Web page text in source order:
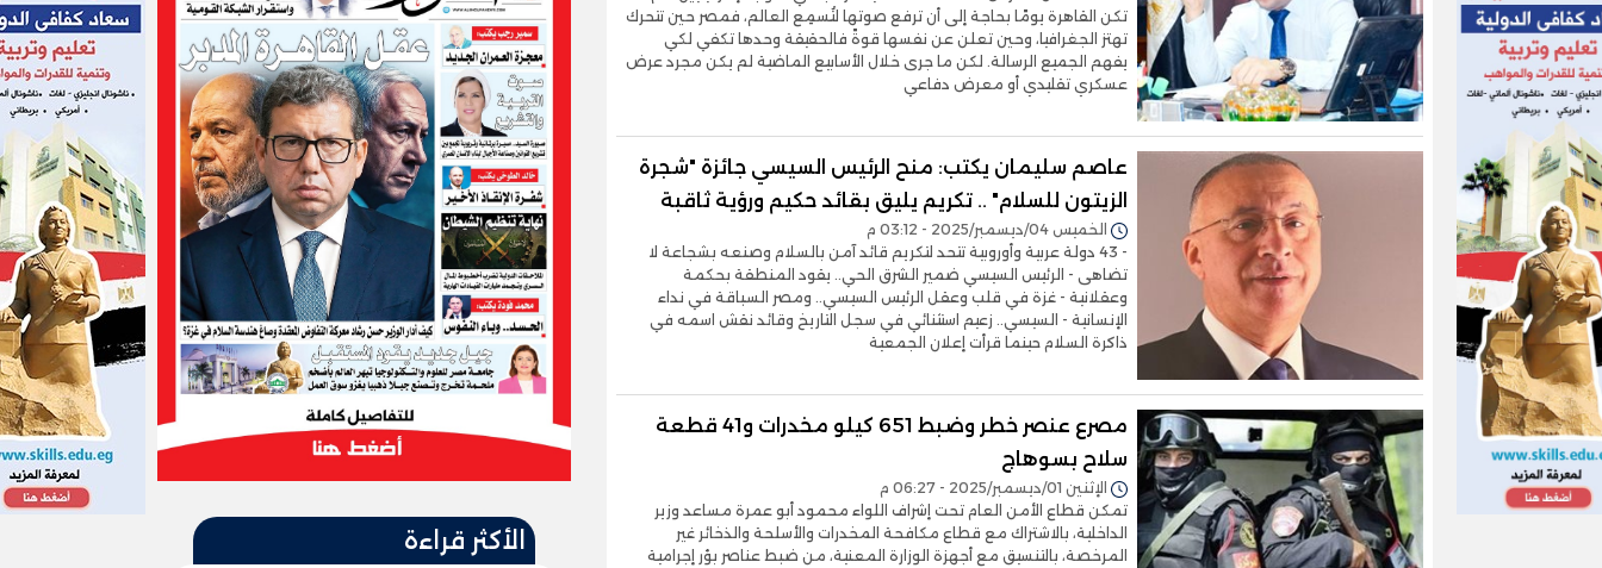
تكن القاهرة يومًا بحاجة إلى أن ترفع صوتها لتُسمِع العالم، فمصر حين تتحرك
تهتز الجغرافيا، وحين تعلن عن نفسها قوةً فالحقيقة وحدها تكفي لكي
يفهم الجميع الرسالة. لكن ما جرى خلال الأسابيع الماضية لم يكن مجرد عرض
عسكري تقليدي أو معرض دفاعي
عاصم سليمان يكتب: منح الرئيس السيسي جائزة "شجرة
الزيتون للسلام" .. تكريم يليق بقائد حكيم ورؤية ثاقبة
الخميس 04/ديسمبر/2025 - 03:12 م
- 43 دولة عربية وأوروبية تتحد لتكريم قائد آمن بالسلام وصنعه بشجاعة لا
تضاهى - الرئيس السيسي ضمير الشرق الحي.. يقود المنطقة بحكمة
وعقلانية - غزة في قلب وعقل الرئيس السيسي.. ومصر السباقة في نداء
الإنسانية - السيسي.. زعيم استثنائي في سجل التاريخ وقائد نقش اسمه في
ذاكرة السلام حينما قرأت إعلان الجمعية
مصرع عنصر خطر وضبط 651 كيلو مخدرات و41 قطعة
سلاح بسوهاج
الإثنين 01/ديسمبر/2025 - 06:27 م
تمكن قطاع الأمن العام تحت إشراف اللواء محمود أبو عمرة مساعد وزير
الداخلية، بالاشتراك مع قطاع مكافحة المخدرات والأسلحة والذخائر غير
المرخصة، بالتنسيق مع أجهزة الوزارة المعنية، من ضبط عناصر بؤر إجرامية
الأكثر قراءة